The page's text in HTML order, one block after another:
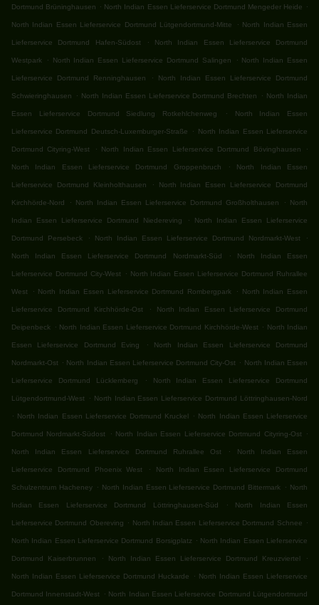
Dortmund Brüninghausen . North Indian Essen Lieferservice Dortmund Mengeder Heide .
North Indian Essen Lieferservice Dortmund Lütgendortmund-Mitte . North Indian Essen
Lieferservice Dortmund Hafen-Südost . North Indian Essen Lieferservice Dortmund
Westpark . North Indian Essen Lieferservice Dortmund Salingen . North Indian Essen
Lieferservice Dortmund Renninghausen . North Indian Essen Lieferservice Dortmund
Schwieringhausen . North Indian Essen Lieferservice Dortmund Brechten . North Indian
Essen Lieferservice Dortmund Siedlung Rotkehlchenweg . North Indian Essen
Lieferservice Dortmund Deutsch-Luxemburger-Straße . North Indian Essen Lieferservice
Dortmund Cityring-West . North Indian Essen Lieferservice Dortmund Bövinghausen .
North Indian Essen Lieferservice Dortmund Groppenbruch . North Indian Essen
Lieferservice Dortmund Kleinholthausen . North Indian Essen Lieferservice Dortmund
Kirchhörde-Nord . North Indian Essen Lieferservice Dortmund Großholthausen . North
Indian Essen Lieferservice Dortmund Niedereving . North Indian Essen Lieferservice
Dortmund Persebeck . North Indian Essen Lieferservice Dortmund Nordmarkt-West .
North Indian Essen Lieferservice Dortmund Nordmarkt-Süd . North Indian Essen
Lieferservice Dortmund City-West . North Indian Essen Lieferservice Dortmund Ruhrallee
West . North Indian Essen Lieferservice Dortmund Rombergpark . North Indian Essen
Lieferservice Dortmund Kirchhörde-Ost . North Indian Essen Lieferservice Dortmund
Deipenbeck . North Indian Essen Lieferservice Dortmund Kirchhörde-West . North Indian
Essen Lieferservice Dortmund Eving . North Indian Essen Lieferservice Dortmund
Nordmarkt-Ost . North Indian Essen Lieferservice Dortmund City-Ost . North Indian Essen
Lieferservice Dortmund Lücklemberg . North Indian Essen Lieferservice Dortmund
Lütgendortmund-West . North Indian Essen Lieferservice Dortmund Löttringhausen-Nord
. North Indian Essen Lieferservice Dortmund Kruckel . North Indian Essen Lieferservice
Dortmund Nordmarkt-Südost . North Indian Essen Lieferservice Dortmund Cityring-Ost .
North Indian Essen Lieferservice Dortmund Ruhrallee Ost . North Indian Essen
Lieferservice Dortmund Phoenix West . North Indian Essen Lieferservice Dortmund
Schulzentrum Hacheney . North Indian Essen Lieferservice Dortmund Bittermark . North
Indian Essen Lieferservice Dortmund Löttringhausen-Süd . North Indian Essen
Lieferservice Dortmund Obereving . North Indian Essen Lieferservice Dortmund Schnee .
North Indian Essen Lieferservice Dortmund Borsigplatz . North Indian Essen Lieferservice
Dortmund Kaiserbrunnen . North Indian Essen Lieferservice Dortmund Kreuzviertel .
North Indian Essen Lieferservice Dortmund Huckarde . North Indian Essen Lieferservice
Dortmund Innenstadt-West . North Indian Essen Lieferservice Dortmund Lütgendortmund